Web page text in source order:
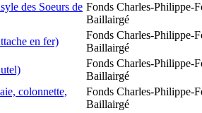
des Soeurs de Fonds Charles-Philippe-
Baillairgé
en fer)
Fonds Charles-Philippe-
Baillairgé
Fonds Charles-Philippe-
Baillairgé
colonnette,
Fonds Charles-Philippe-
Baillairgé